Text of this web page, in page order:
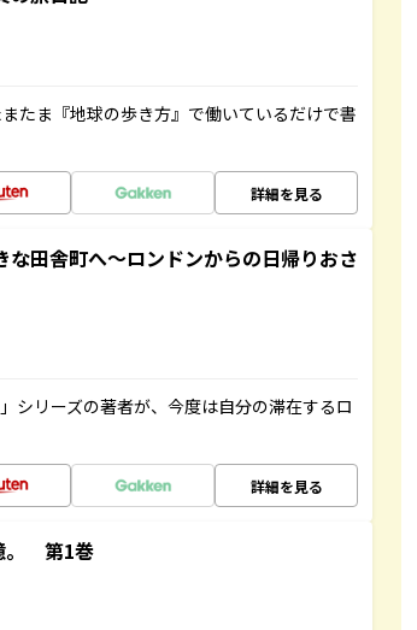
たま『地球の歩き方』で働いているだけで書
詳細を見る
田舎町へ～ロンドンからの日帰りおさ
シリーズの著者が、今度は自分の滞在するロ
詳細を見る
。 第1巻